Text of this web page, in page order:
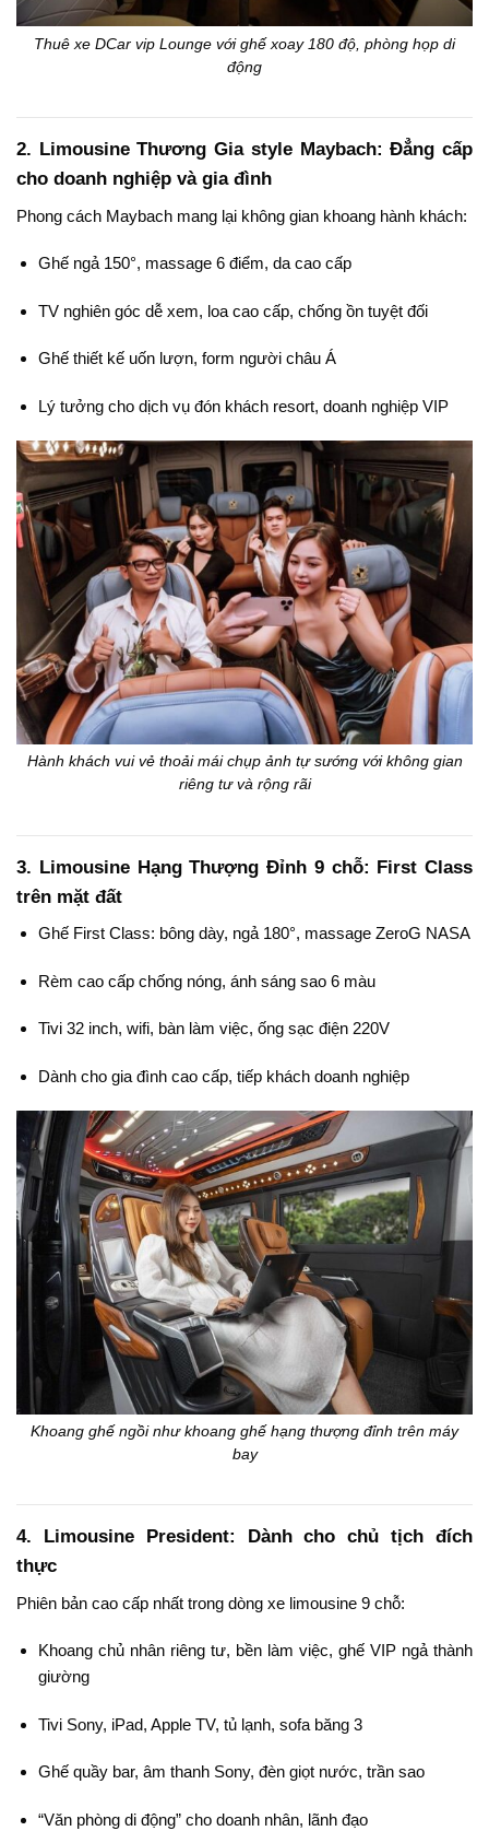
Thuê xe DCar vip Lounge với ghế xoay 180 độ, phòng họp di
động
2. Limousine Thương Gia style Maybach: Đẳng cấp
cho doanh nghiệp và gia đình
Phong cách Maybach mang lại không gian khoang hành khách:
Ghế ngả 150°, massage 6 điểm, da cao cấp
TV nghiên góc dễ xem, loa cao cấp, chống ồn tuyệt đối
Ghế thiết kế uốn lượn, form người châu Á
Lý tưởng cho dịch vụ đón khách resort, doanh nghiệp VIP
Hành khách vui vẻ thoải mái chụp ảnh tự sướng với không gian
riêng tư và rộng rãi
3. Limousine Hạng Thượng Đỉnh 9 chỗ: First Class
trên mặt đất
Ghế First Class: bông dày, ngả 180°, massage ZeroG NASA
Rèm cao cấp chống nóng, ánh sáng sao 6 màu
Tivi 32 inch, wifi, bàn làm việc, ống sạc điện 220V
Dành cho gia đình cao cấp, tiếp khách doanh nghiệp
Khoang ghế ngồi như khoang ghế hạng thượng đỉnh trên máy
bay
4. Limousine President: Dành cho chủ tịch đích
thực
Phiên bản cao cấp nhất trong dòng xe limousine 9 chỗ:
Khoang chủ nhân riêng tư, bền làm việc, ghế VIP ngả thành
giường
Tivi Sony, iPad, Apple TV, tủ lạnh, sofa băng 3
Ghế quầy bar, âm thanh Sony, đèn giọt nước, trần sao
“Văn phòng di động” cho doanh nhân, lãnh đạo